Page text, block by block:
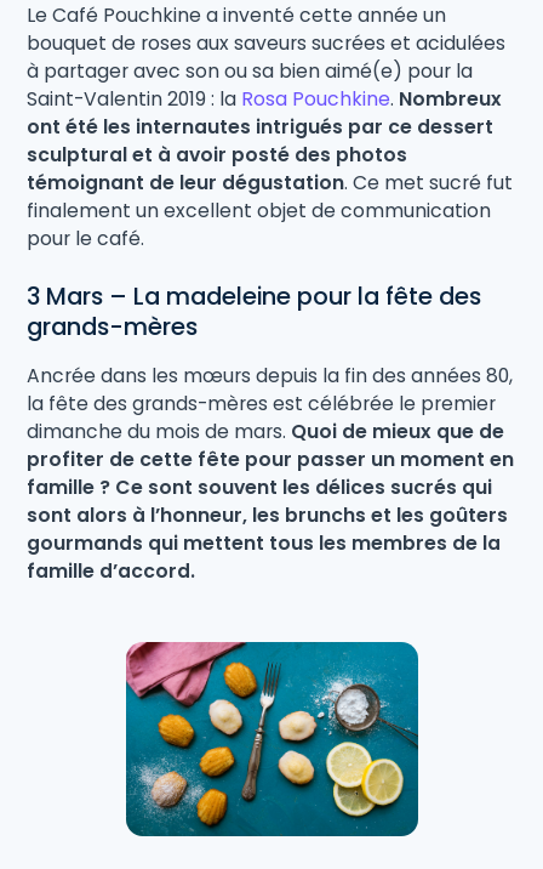
Le Café Pouchkine a inventé cette année un
bouquet de roses aux saveurs sucrées et acidulées
à partager avec son ou sa bien aimé(e) pour la
Saint-Valentin 2019 : la Rosa Pouchkine. Nombreux
ont été les internautes intrigués par ce dessert
sculptural et à avoir posté des photos
témoignant de leur dégustation. Ce met sucré fut
finalement un excellent objet de communication
pour le café.
3 Mars – La madeleine pour la fête des
grands-mères
Ancrée dans les mœurs depuis la fin des années 80,
la fête des grands-mères est célébrée le premier
dimanche du mois de mars. Quoi de mieux que de
profiter de cette fête pour passer un moment en
famille ? Ce sont souvent les délices sucrés qui
sont alors à l’honneur, les brunchs et les goûters
gourmands qui mettent tous les membres de la
famille d’accord.